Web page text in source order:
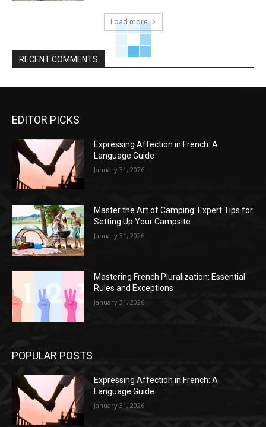
Load more
RECENT COMMENTS
EDITOR PICKS
Expressing Affection in French: A
Language Guide
January 31, 2026
Master the Art of Camping: Expert Tips for
Setting Up Your Campsite
January 31, 2026
Mastering French Pluralization: Essential
Rules and Exceptions
January 31, 2026
POPULAR POSTS
Expressing Affection in French: A
Language Guide
January 31, 2026